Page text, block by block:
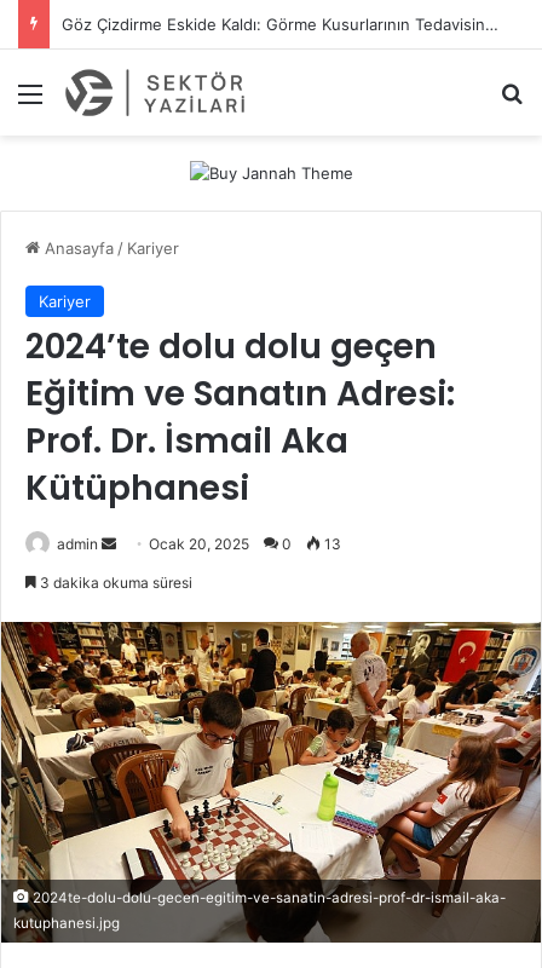
Göz Çizdirme Eskide Kaldı: Görme Kusurlarının Tedavisinde Yeni Nesil Lazer Dönemi
Menü
Anasayfa/ Kariyer
Kariyer
2024’te dolu dolu geçen
Eğitim ve Sanatın Adresi:
Prof. Dr. İsmail Aka
Kütüphanesi
admin
e
-
p
o
s
t
a
ö
n
d
Ocak 20, 2025 0 13
3 dakika okuma süresi
2024te-dolu-dolu-gecen-egitim-ve-sanatin-adresi-prof-dr-ismail-aka-
kutuphanesi.jpg